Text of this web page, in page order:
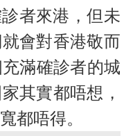
者來港，但未
會對香港敬而
滿確診者的城
家其實都唔想，
都唔得。